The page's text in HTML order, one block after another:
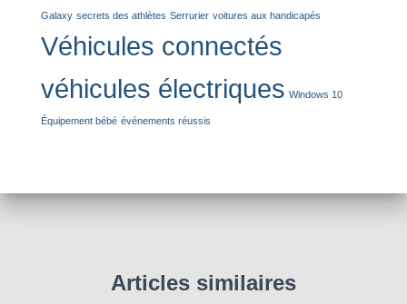
Galaxy secrets des athlètes Serrurier voitures aux handicapés
Véhicules connectés
véhicules électriques Windows 10
Équipement bébé événements réussis
Articles similaires